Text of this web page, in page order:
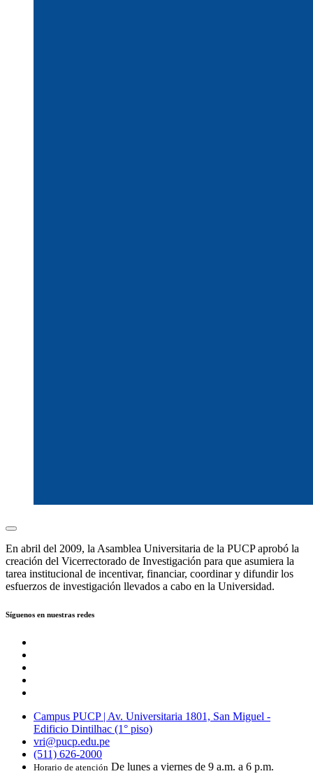
En abril del 2009, la Asamblea Universitaria de la PUCP aprobó la
creación del Vicerrectorado de Investigación para que asumiera la
tarea institucional de incentivar, financiar, coordinar y difundir los
esfuerzos de investigación llevados a cabo en la Universidad.
Síguenos en nuestras redes
Campus PUCP | Av. Universitaria 1801, San Miguel -
Edificio Dintilhac (1° piso)
vri@pucp.edu.pe
(511) 626-2000
Horario de atención De lunes a viernes de 9 a.m. a 6 p.m.